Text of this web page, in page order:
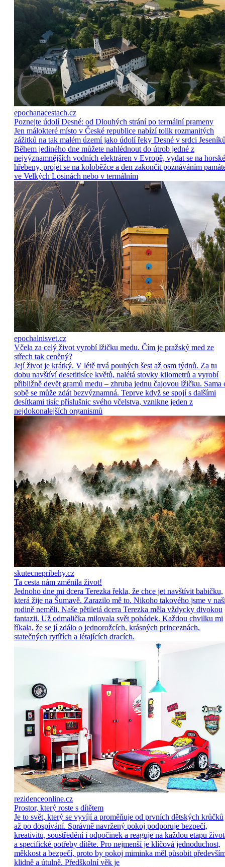
epochanacestach.cz
Poznejte údolí Desné: od Dlouhých strání po termální prameny
Jen málokteré místo v České republice nabízí tolik rozmanitých
zážitků na tak malém území jako údolí řeky Desné v srdci
Během jediného dne můžete nahlédnout do útrob jedné z
nejvýznamnějších vodních elektráren v Evropě, vydat se na horské
hřebeny, projet se na koloběžce a den zakončit poznáváním
ve Velkých Losinách nebo v termálním
epochalnisvet.cz
Včela za celý život vyrobí lžičku medu. Čím je pražský med ze
střech tak ceněný?
Její život je krátký. V létě trvá pouhých šest až osm týdnů. Za tu
dobu navštíví desetitisíce květů, nalétá stovky kilometrů a vyrobí
přibližně devět gramů medu – zhruba jednu čajovou lžičku. Sama
sobě se může zdát bezvýznamná. Teprve když se spojí s dalšími
desítkami tisíc příslušnic svého včelstva, vznikne jeden z
nejdokonalejších organismů
skutecnepribehy.cz
Ta cesta nám změnila život!
Jednoho dne mi dcera Terezka řekla, že chce jet navštívit babičku,
která žije na Šumavě. Zarazilo mě to. Nikoho takového jsme v
rodině neměli. Naše pětiletá dcera Terezka měla vždycky divokou
fantazii. Už odmalička milovala svět pohádek. Každou chvilku mi
říkala, že se jí zdálo o jednorožcích, krásných princeznách,
statečných rytířích a létajících dracích.
rezidenceonline.cz
Prostor, který roste s dítětem
Je to svět, který se vyvíjí a proměňuje od prvních dětských krůčků
až po dospívání. Správně navržený pokoj podporuje bezpečí,
kreativitu, soustředění i odpočinek a reaguje na každou etapu
a specifické potřeby dítěte. Pro nejmenší je klíčová jednoduchost,
měkkost a bezpečí, proto by pokoj miminka měl působit
klidně a útulně. Předškolní věk je